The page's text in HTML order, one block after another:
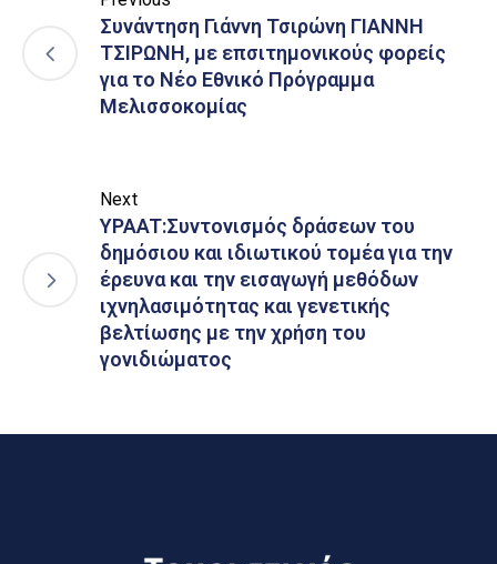
Συνάντηση Γιάννη Τσιρώνη ΓΙΑΝΝΗ
ΤΣΙΡΩΝΗ, με επσιτημονικούς φορείς
για το Νέο Εθνικό Πρόγραμμα
Μελισσοκομίας
Next
YPAAT:Συντονισμός δράσεων του
δημόσιου και ιδιωτικού τομέα για την
έρευνα και την εισαγωγή μεθόδων
ιχνηλασιμότητας και γενετικής
βελτίωσης με την χρήση του
γονιδιώματος